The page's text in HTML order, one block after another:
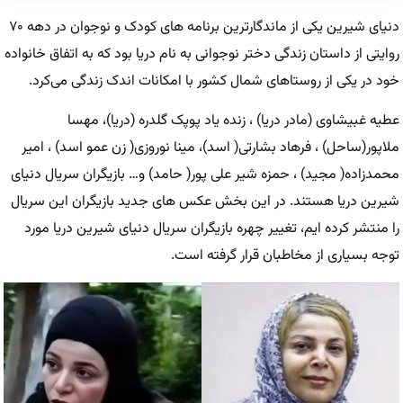
دنیای شیرین یکی از ماندگارترین برنامه های کودک و نوجوان در دهه ۷۰
روایتی از داستان زندگی دختر نوجوانی به نام دریا بود که به اتفاق خانواده
خود در یکی از روستاهای شمال کشور با امکانات اندک زندگی می‌کرد.
عطیه غبیشاوی (مادر دریا) ، زنده یاد پوپک گلدره (دریا)، مهسا
ملاپور(ساحل) ، فرهاد بشارتی( اسد)، مینا نوروزی( زن عمو اسد) ، امیر
محمدزاده( مجید) ، حمزه شیر علی پور( حامد) و… بازیگران سریال دنیای
شیرین دریا هستند. در این بخش عکس های جدید بازیگران این سریال
را منتشر کرده ایم، تغییر چهره بازیگران سریال دنیای شیرین دریا مورد
توجه بسیاری از مخاطبان قرار گرفته است.